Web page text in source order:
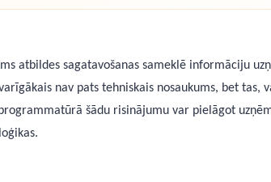
atbildes sagatavošanas sameklē informāciju
nav pats tehniskais nosaukums, bet tas,
šādu risinājumu var pielāgot